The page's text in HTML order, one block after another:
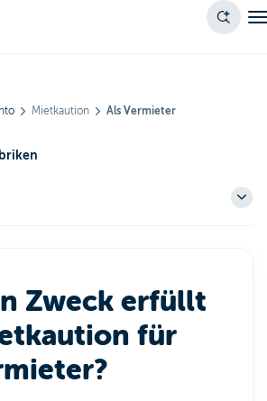
Mietkaution Als Vermieter
Zweck erfüllt
für